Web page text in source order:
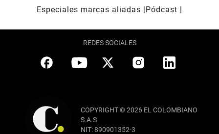
Especiales marcas aliadas
Pódcast
REDES SOCIALES
COPYRIGHT © 2026 EL COLOMBIANO
S.A.S
NIT: 890901352-3